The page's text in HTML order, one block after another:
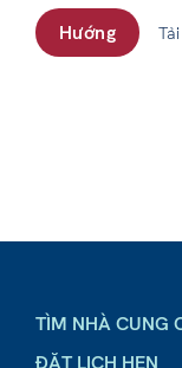
Hướng
TÌM NHÀ CUNG
ĐẶT LỊCH HẸN